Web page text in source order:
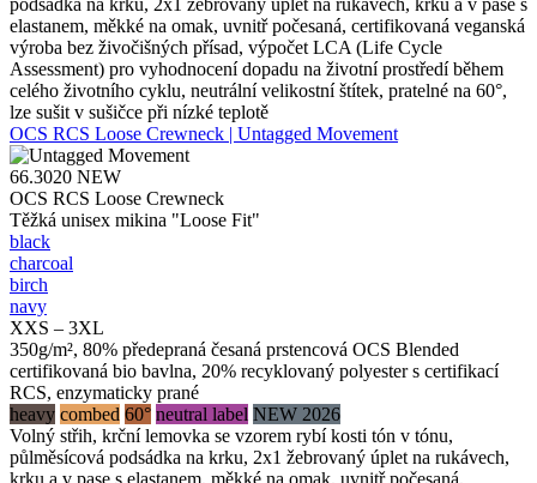
podsádka na krku, 2x1 žebrovaný úplet na rukávech, krku a v pase s
elastanem, měkké na omak, uvnitř počesaná, certifikovaná veganská
výroba bez živočišných přísad, výpočet LCA (Life Cycle
Assessment) pro vyhodnocení dopadu na životní prostředí během
celého životního cyklu, neutrální velikostní štítek, pratelné na 60°,
lze sušit v sušičce při nízké teplotě
OCS RCS Loose Crewneck | Untagged Movement
66.3020 NEW
OCS RCS Loose Crewneck
Těžká unisex mikina "Loose Fit"
black
charcoal
birch
navy
XXS – 3XL
350g/m², 80% předepraná česaná prstencová OCS Blended
certifikovaná bio bavlna, 20% recyklovaný polyester s certifikací
RCS, enzymaticky prané
heavy combed 60° neutral label NEW 2026
Volný střih, krční lemovka se vzorem rybí kosti tón v tónu,
půlměsícová podsádka na krku, 2x1 žebrovaný úplet na rukávech,
krku a v pase s elastanem, měkké na omak, uvnitř počesaná,